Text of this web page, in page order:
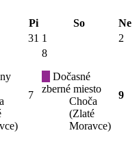
Pi So
Ne
31 1 2
7
8
Dočasné
zberné miesto
Choča
(Zlaté
Moravce)
9